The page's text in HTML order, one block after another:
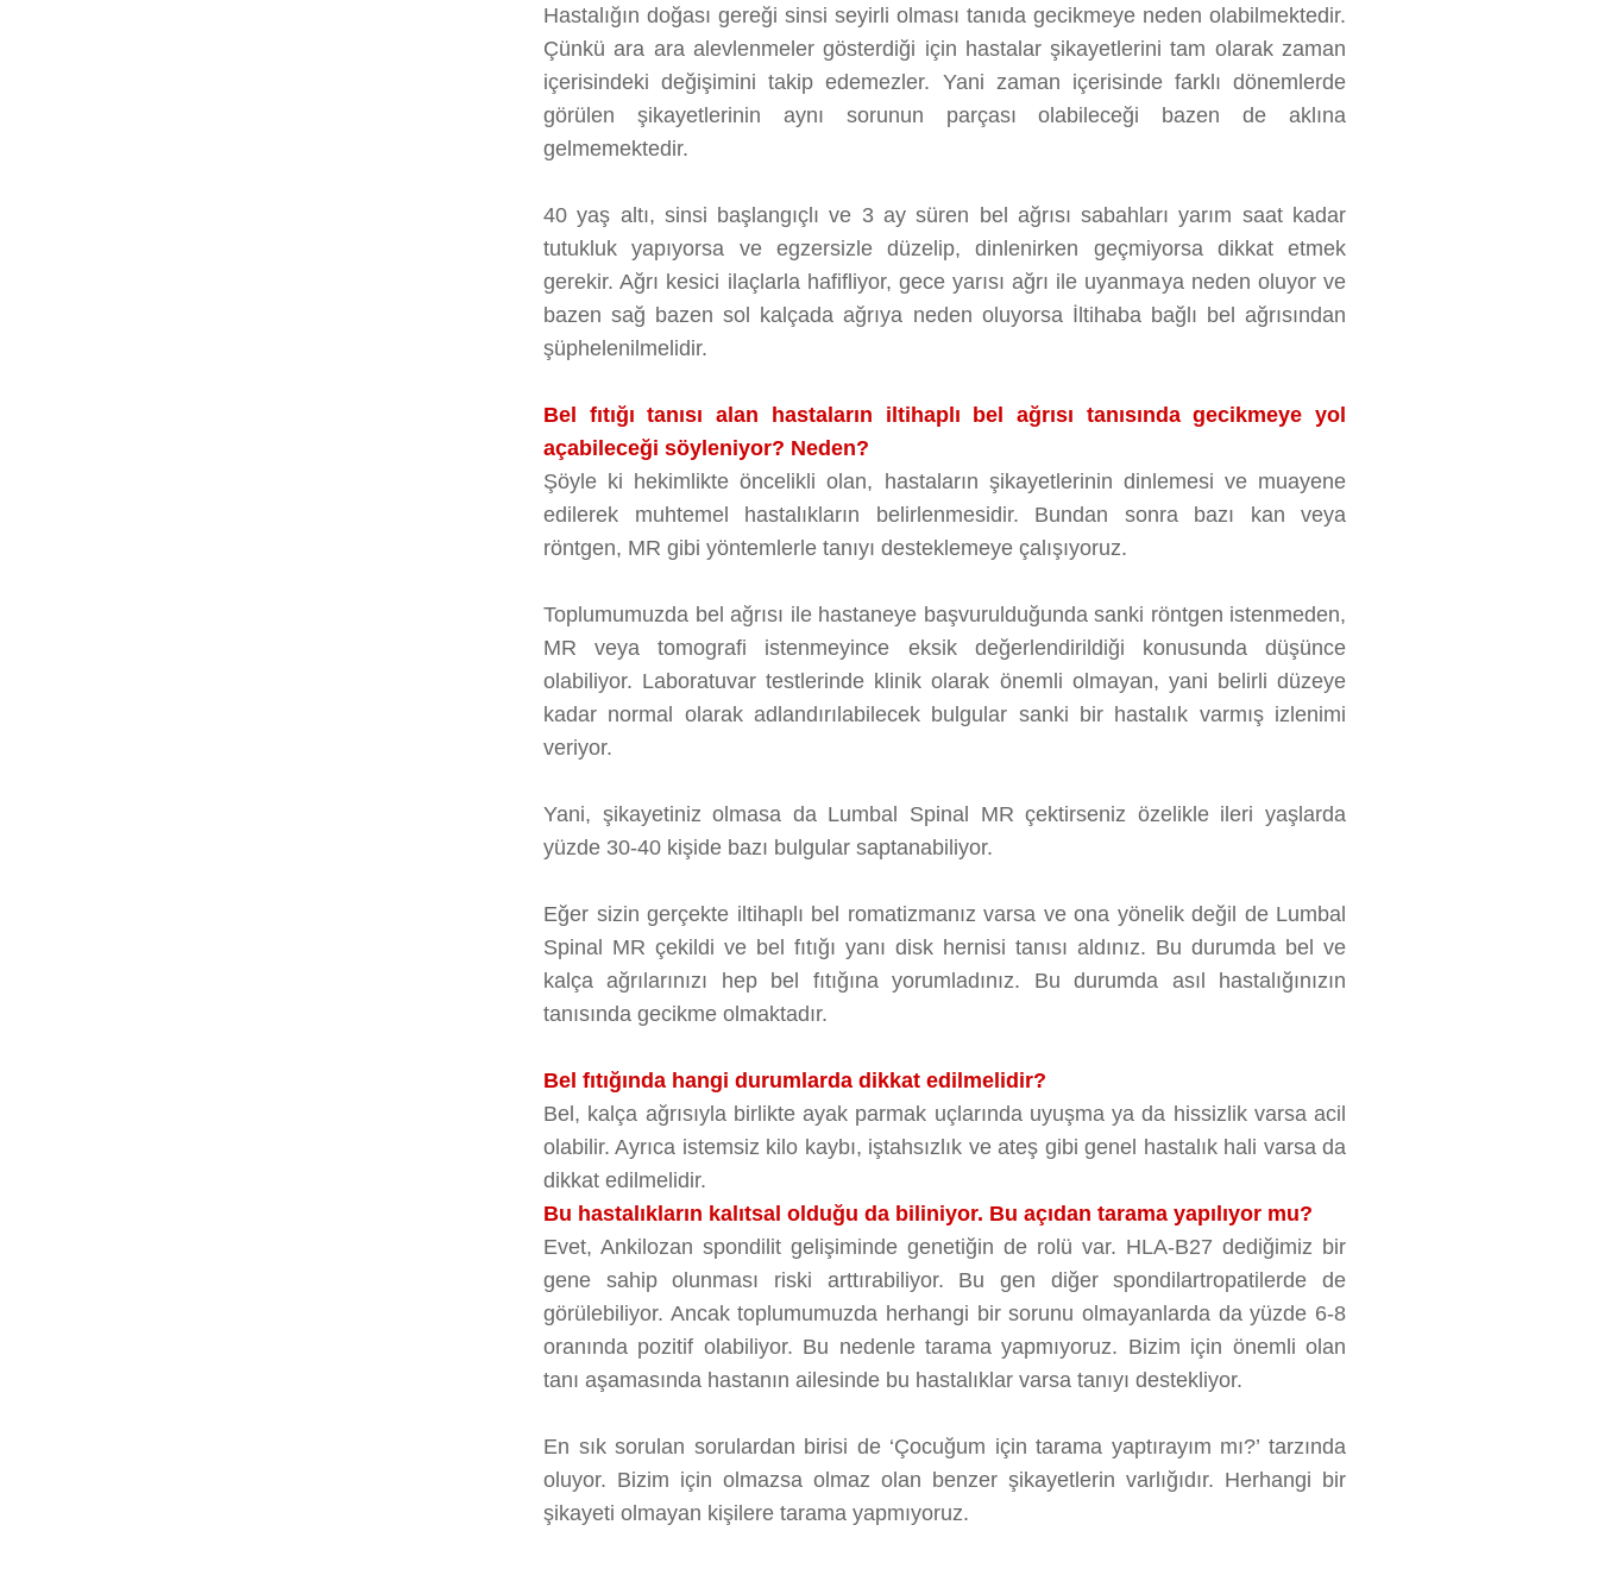
Hastalığın doğası gereği sinsi seyirli olması tanıda gecikmeye neden olabilmektedir.
Çünkü ara ara alevlenmeler gösterdiği için hastalar şikayetlerini tam olarak zaman
içerisindeki değişimini takip edemezler. Yani zaman içerisinde farklı dönemlerde
görülen şikayetlerinin aynı sorunun parçası olabileceği bazen de aklına
gelmemektedir.
40 yaş altı, sinsi başlangıçlı ve 3 ay süren bel ağrısı sabahları yarım saat kadar
tutukluk yapıyorsa ve egzersizle düzelip, dinlenirken geçmiyorsa dikkat etmek
gerekir. Ağrı kesici ilaçlarla hafifliyor, gece yarısı ağrı ile uyanmaya neden oluyor ve
bazen sağ bazen sol kalçada ağrıya neden oluyorsa İltihaba bağlı bel ağrısından
şüphelenilmelidir.
Bel fıtığı tanısı alan hastaların iltihaplı bel ağrısı tanısında gecikmeye yol
açabileceği söyleniyor? Neden?
Şöyle ki hekimlikte öncelikli olan, hastaların şikayetlerinin dinlemesi ve muayene
edilerek muhtemel hastalıkların belirlenmesidir. Bundan sonra bazı kan veya
röntgen, MR gibi yöntemlerle tanıyı desteklemeye çalışıyoruz.
Toplumumuzda bel ağrısı ile hastaneye başvurulduğunda sanki röntgen istenmeden,
MR veya tomografi istenmeyince eksik değerlendirildiği konusunda düşünce
olabiliyor. Laboratuvar testlerinde klinik olarak önemli olmayan, yani belirli düzeye
kadar normal olarak adlandırılabilecek bulgular sanki bir hastalık varmış izlenimi
veriyor.
Yani, şikayetiniz olmasa da Lumbal Spinal MR çektirseniz özelikle ileri yaşlarda
yüzde 30-40 kişide bazı bulgular saptanabiliyor.
Eğer sizin gerçekte iltihaplı bel romatizmanız varsa ve ona yönelik değil de Lumbal
Spinal MR çekildi ve bel fıtığı yanı disk hernisi tanısı aldınız. Bu durumda bel ve
kalça ağrılarınızı hep bel fıtığına yorumladınız. Bu durumda asıl hastalığınızın
tanısında gecikme olmaktadır.
Bel fıtığında hangi durumlarda dikkat edilmelidir?
Bel, kalça ağrısıyla birlikte ayak parmak uçlarında uyuşma ya da hissizlik varsa acil
olabilir. Ayrıca istemsiz kilo kaybı, iştahsızlık ve ateş gibi genel hastalık hali varsa da
dikkat edilmelidir.
Bu hastalıkların kalıtsal olduğu da biliniyor. Bu açıdan tarama yapılıyor mu?
Evet, Ankilozan spondilit gelişiminde genetiğin de rolü var. HLA-B27 dediğimiz bir
gene sahip olunması riski arttırabiliyor. Bu gen diğer spondilartropatilerde de
görülebiliyor. Ancak toplumumuzda herhangi bir sorunu olmayanlarda da yüzde 6-8
oranında pozitif olabiliyor. Bu nedenle tarama yapmıyoruz. Bizim için önemli olan
tanı aşamasında hastanın ailesinde bu hastalıklar varsa tanıyı destekliyor.
En sık sorulan sorulardan birisi de ‘Çocuğum için tarama yaptırayım mı?’ tarzında
oluyor. Bizim için olmazsa olmaz olan benzer şikayetlerin varlığıdır. Herhangi bir
şikayeti olmayan kişilere tarama yapmıyoruz.